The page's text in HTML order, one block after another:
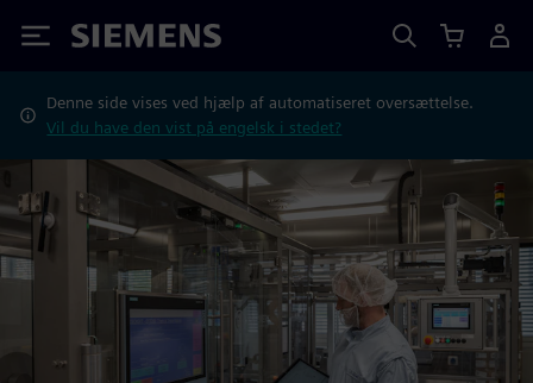
Siemens
Denne side vises ved hjælp af automatiseret oversættelse.
Vil du have den vist på engelsk i stedet?